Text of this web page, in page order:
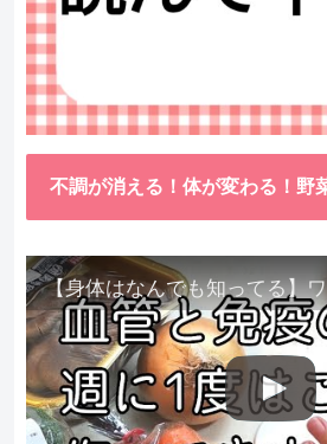
不調が消える！体が変わる！野